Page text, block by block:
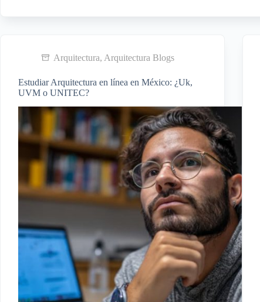
Arquitectura, Arquitectura Blogs
Estudiar Arquitectura en línea en México: ¿Uk,
UVM o UNITEC?